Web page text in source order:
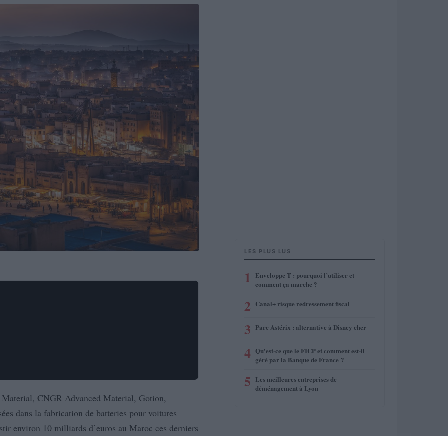
CNGR Advanced Material, Gotion,
dans la fabrication de batteries pour voitures
environ 10 milliards d’euros au Maroc ces derniers
LES PLUS LUS
1
Enveloppe T : pourquoi l’utiliser et
comment ça marche ?
2 Canal+ risque redressement fiscal
3 Parc Astérix : alternative à Disney cher
4 Qu'est-ce que le FICP et comment est-il
géré par la Banque de France ?
5 Les meilleures entreprises de
déménagement à Lyon